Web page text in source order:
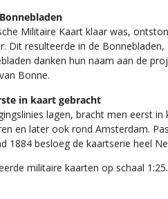
Militaire Kaart klaar was,
Dit resulteerde in de
danken hun naam aan de
Bonne.
in kaart gebracht
lagen, bracht men eerst
en later ook rond Amsterdam.
1884 besloeg de kaartserie heel
militaire kaarten op schaal